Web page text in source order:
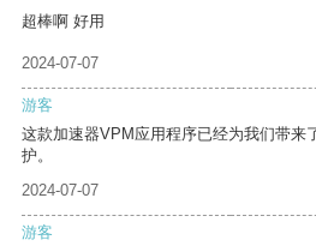
超棒啊 好用
2024-07-07
游客
这款加速器VPM应用程序已经为我们带来
护。
2024-07-07
游客